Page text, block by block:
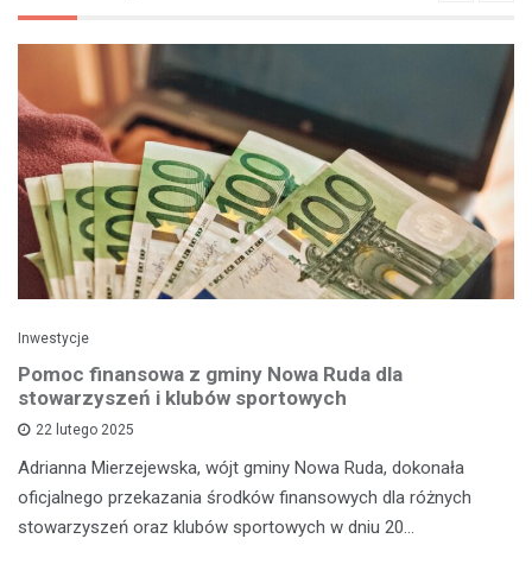
Inwestycje
Pomoc finansowa z gminy Nowa Ruda dla
stowarzyszeń i klubów sportowych
22 lutego 2025
Adrianna Mierzejewska, wójt gminy Nowa Ruda, dokonała
oficjalnego przekazania środków finansowych dla różnych
stowarzyszeń oraz klubów sportowych w dniu 20…